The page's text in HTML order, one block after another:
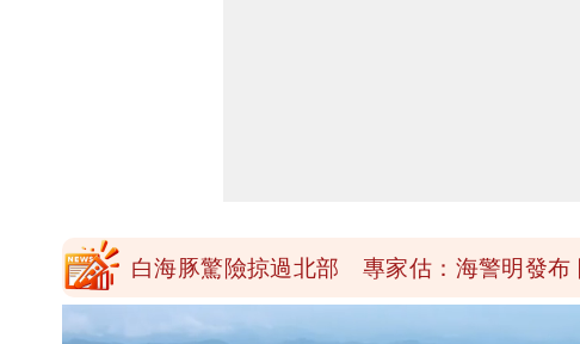
「楊承勳」名字終於公開！被害人父淚喊
白海豚颱風逼近！鄭明典示警「恐遇黑潮